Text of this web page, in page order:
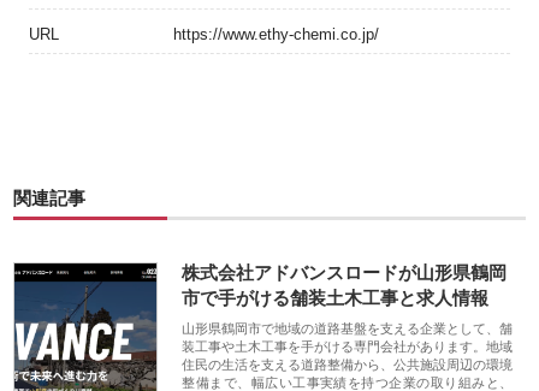
URL https://www.ethy-chemi.co.jp/
関連記事
株式会社アドバンスロードが山形県鶴岡
市で手がける舗装土木工事と求人情報
山形県鶴岡市で地域の道路基盤を支える企業として、舗
装工事や土木工事を手がける専門会社があります。地域
住民の生活を支える道路整備から、公共施設周辺の環境
整備まで、幅広い工事実績を持つ企業の取り組みと、